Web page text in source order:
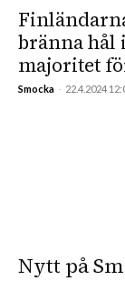
bränna hål
majoritet
Smocka - 22.4.2024
Nytt på